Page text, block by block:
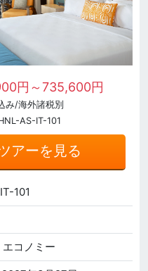
円～735,600円
み/海外諸税別
AS-IT-101
アーを見る
101
エコノミー